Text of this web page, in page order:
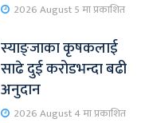
2026 August 5 मा प्रकाशित
स्याङ्जाका कृषकलाई
साढे दुई करोडभन्दा बढी
अनुदान
2026 August 4 मा प्रकाशित